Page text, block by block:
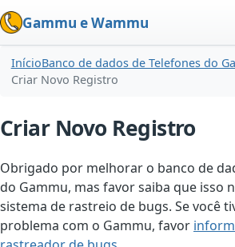
Gammu e Wammu
InícioBanco de dados de Telefones do
Criar Novo Registro
Criar Novo Registro
Obrigado por melhorar o banco de
do Gammu, mas favor saiba que isso
sistema de rastreio de bugs. Se você
problema com o Gammu, favor